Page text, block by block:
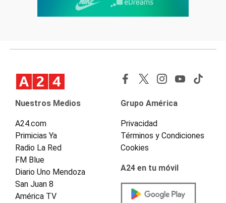
Nuestros Medios
A24.com
Primicias Ya
Radio La Red
FM Blue
Diario Uno Mendoza
San Juan 8
América TV
Grupo América
Privacidad
Términos y Condiciones
Cookies
A24 en tu móvil